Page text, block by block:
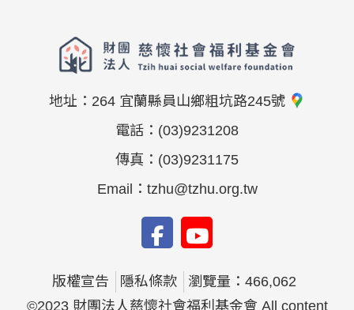
地址： 264 宜蘭縣員山鄉粗坑路245號
電話： (03)9231208
傳真： (03)9231175
Email： tzhu@tzhu.org.tw
版權宣告 隱私條款
瀏覽量：466,062
©2023 財團法人慈懷社會福利基金會 All content